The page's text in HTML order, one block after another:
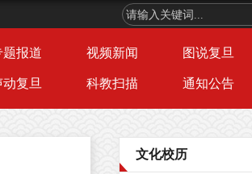
题报道 视频新闻 图说复旦
动复旦 科教扫描 通知公告
文化校历